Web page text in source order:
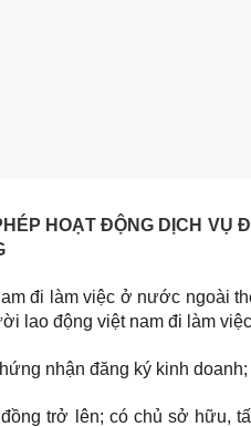
HOẠT ĐỘNG DỊCH
đi làm việc ở nước ngoài
lao động việt nam đi làm
nhận đăng ký kinh doanh;
trở lên; có chủ sở hữu,